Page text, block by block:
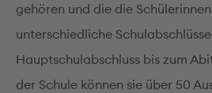
gehören und die die
unterschiedliche
Hauptschulabschluss bis zum
der Schule können sie über 50